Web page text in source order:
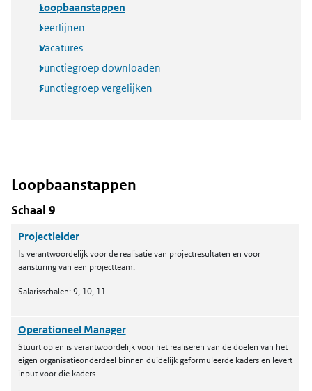
Loopbaanstappen
Leerlijnen
Vacatures
Functiegroep downloaden
Functiegroep vergelijken
Loopbaanstappen
Schaal 9
Projectleider
Is verantwoordelijk voor de realisatie van projectresultaten en voor
aansturing van een projectteam.
Salarisschalen: 9, 10, 11
Operationeel Manager
Stuurt op en is verantwoordelijk voor het realiseren van de doelen van het
eigen organisatieonderdeel binnen duidelijk geformuleerde kaders en levert
input voor die kaders.